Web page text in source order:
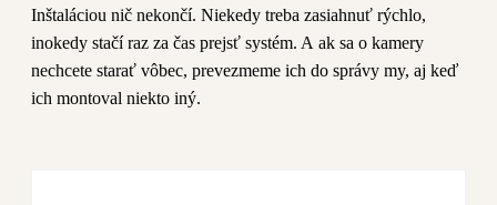
Inštaláciou nič nekončí. Niekedy treba zasiahnuť rýchlo,
inokedy stačí raz za čas prejsť systém. A ak sa o kamery
nechcete starať vôbec, prevezmeme ich do správy my, aj keď
ich montoval niekto iný.